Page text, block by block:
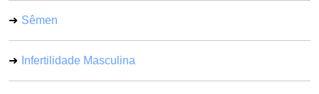
Sêmen
Infertilidade Masculina